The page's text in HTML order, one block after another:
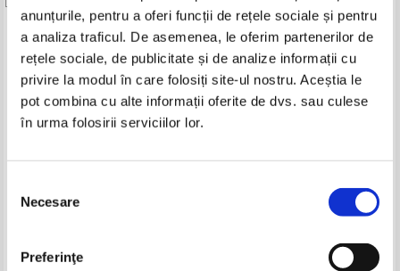
anunțurile, pentru a oferi funcții de rețele sociale și pentru
a analiza traficul. De asemenea, le oferim partenerilor de
rețele sociale, de publicitate și de analize informații cu
privire la modul în care folosiți site-ul nostru. Aceștia le
pot combina cu alte informații oferite de dvs. sau culese
în urma folosirii serviciilor lor.
consimțământului
Necesare
Preferinţe
Produse din aceeasi categorie
Biblia sau Sfinta Scriptura a
-15%
Annales universitatis valachiae.